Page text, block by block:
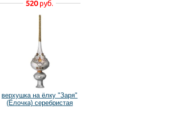
520руб.
верхушка на ёлку "Заря"
(Ёлочка) серебристая